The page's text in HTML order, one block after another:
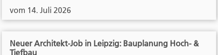
vom 14. Juli 2026
Neuer Architekt-Job in Leipzig: Bauplanung Hoch- &
Tiefbau